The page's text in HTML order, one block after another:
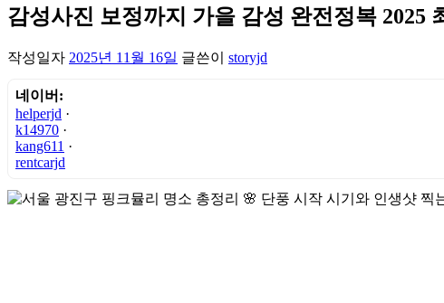
감성사진 보정까지 가을 감성 완전정복 2025
작성일자 2025년 11월 16일 글쓴이 storyjd
네이버:
helperjd ·
k14970 ·
kang611 ·
rentcarjd